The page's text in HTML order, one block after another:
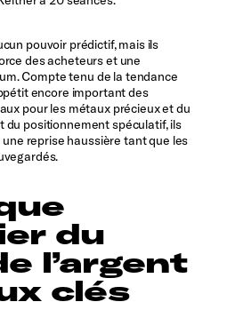
pouvoir prédictif, mais ils
des acheteurs et une
Compte tenu de la tendance
encore important des
pour les métaux précieux et du
positionnement spéculatif, ils
reprise haussière tant que les
du
l’argent
clés